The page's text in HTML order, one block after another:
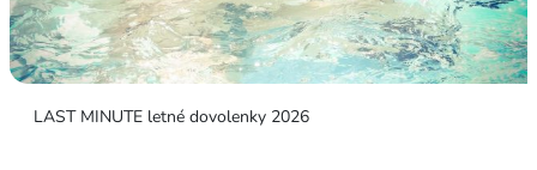
LAST MINUTE letné dovolenky 2026